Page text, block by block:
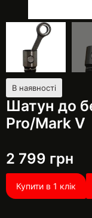
В наявності
Шатун до
Pro/Mark V
2 799 грн
Купити в 1 клік